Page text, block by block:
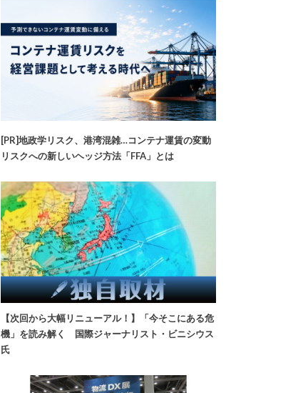
[PR]地政学リスク、港湾混雑…コンテナ運賃の変動
リスクへの新しいヘッジ方法「FFA」とは
【次回から大幅リニューアル！】「今そこにある危
機」を読み解く 国際ジャーナリスト・ビニシウス
氏